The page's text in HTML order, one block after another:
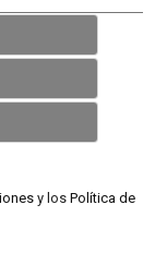
y los Política de